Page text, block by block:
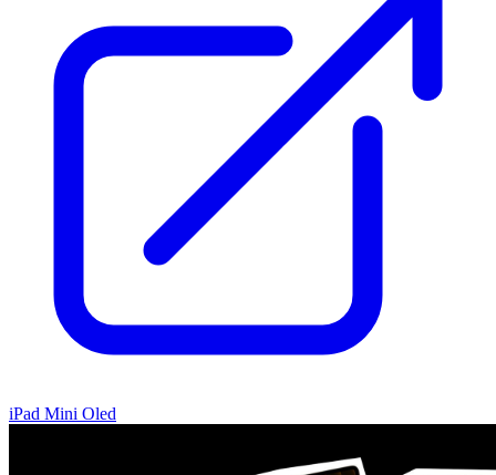
iPad Mini Oled